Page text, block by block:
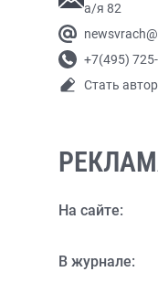
а/я 82
+7(495)
Стать
На сайте:
В журнале: